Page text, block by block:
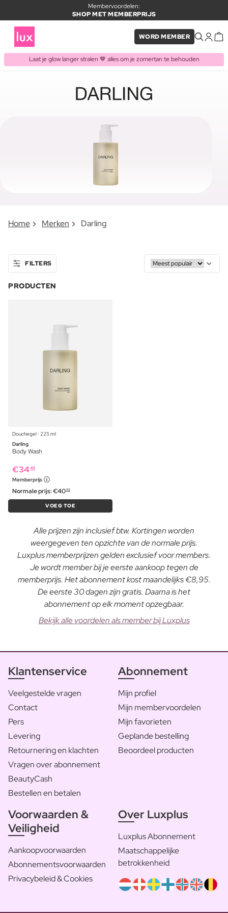
Membervoordelen:
SHOP MET MEMBERPRIJS
WORD MEMBER
Laat je glow langer stralen 🤎 alles om je zomertan te behouden
Home Merken Darling
FILTERS
PRODUCTEN
Douchegel ⋅ 225 ml
Darling
Body Wash
€34 49
Memberprijs
Normale prijs:€4059
VOEG TOE
Alle prijzen zijn inclusief btw. Kortingen worden
weergegeven ten opzichte van de normale prijs.
Luxplus memberprijzen gelden exclusief voor members.
Je wordt member bij je eerste aankoop tegen de
memberprijs. Het abonnement kost maandelijks €8,95.
De eerste 30 dagen zijn gratis. Daarna is het
abonnement op elk moment opzegbaar.
Bekijk alle voordelen als member bij Luxplus
Klantenservice
Veelgestelde vragen
Contact
Pers
Levering
Retournering en klachten
Vragen over abonnement
BeautyCash
Bestellen en betalen
Abonnement
Mijn profiel
Mijn membervoordelen
Mijn favorieten
Geplande bestelling
Beoordeel producten
Voorwaarden &
Veiligheid
Aankoopvoorwaarden
Abonnementsvoorwaarden
Privacybeleid & Cookies
Over Luxplus
Luxplus Abonnement
Maatschappelijke
betrokkenheid